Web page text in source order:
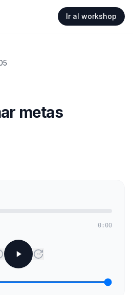
Ir al workshop
metas
0:00
30